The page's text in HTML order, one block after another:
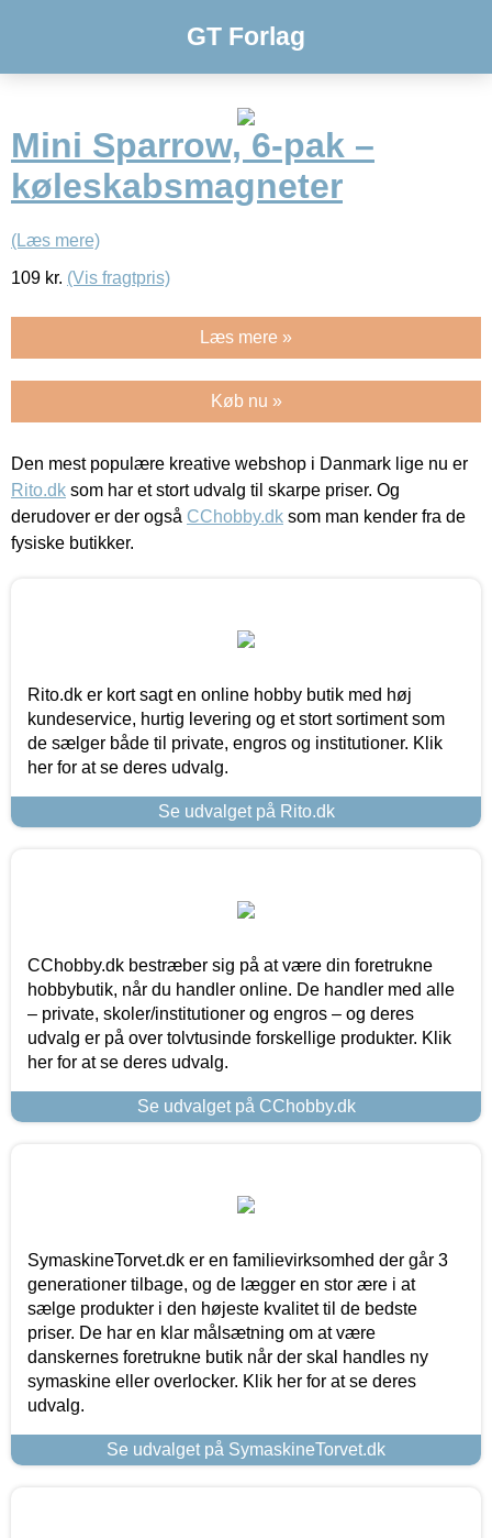
GT Forlag
Mini Sparrow, 6-pak –
køleskabsmagneter
(Læs mere)
109 kr. (Vis fragtpris)
Læs mere »
Køb nu »
Den mest populære kreative webshop i Danmark lige nu er
Rito.dk som har et stort udvalg til skarpe priser. Og
derudover er der også CChobby.dk som man kender fra de
fysiske butikker.
Rito.dk er kort sagt en online hobby butik med høj
kundeservice, hurtig levering og et stort sortiment som
de sælger både til private, engros og institutioner. Klik
her for at se deres udvalg.
Se udvalget på Rito.dk
CChobby.dk bestræber sig på at være din foretrukne
hobbybutik, når du handler online. De handler med alle
– private, skoler/institutioner og engros – og deres
udvalg er på over tolvtusinde forskellige produkter. Klik
her for at se deres udvalg.
Se udvalget på CChobby.dk
SymaskineTorvet.dk er en familievirksomhed der går 3
generationer tilbage, og de lægger en stor ære i at
sælge produkter i den højeste kvalitet til de bedste
priser. De har en klar målsætning om at være
danskernes foretrukne butik når der skal handles ny
symaskine eller overlocker. Klik her for at se deres
udvalg.
Se udvalget på SymaskineTorvet.dk